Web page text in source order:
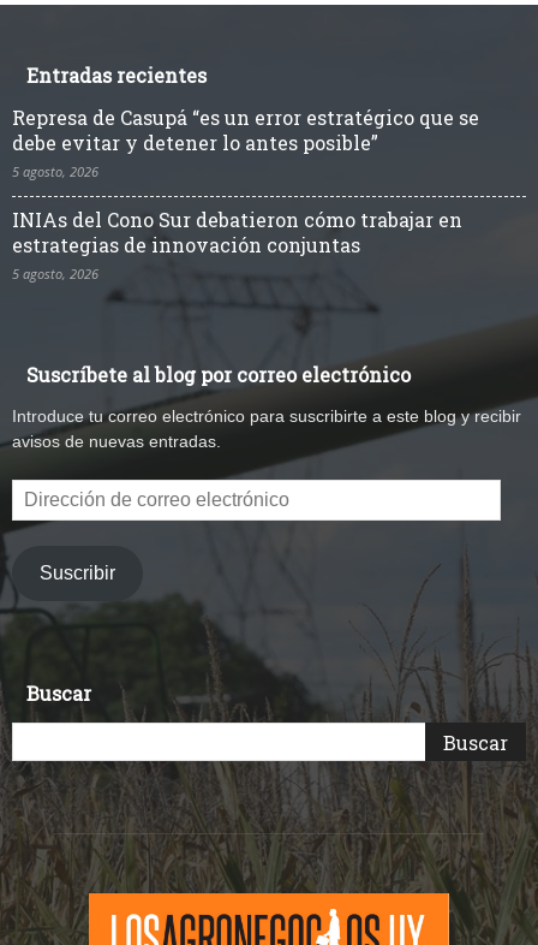
Entradas recientes
Represa de Casupá “es un error estratégico que se
debe evitar y detener lo antes posible”
5 agosto, 2026
INIAs del Cono Sur debatieron cómo trabajar en
estrategias de innovación conjuntas
5 agosto, 2026
Suscríbete al blog por correo electrónico
Introduce tu correo electrónico para suscribirte a este blog y recibir
avisos de nuevas entradas.
Dirección
de
electrónico
Suscribir
Buscar